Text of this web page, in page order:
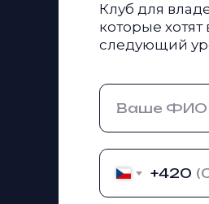
Клуб для
которые
следующий
+420